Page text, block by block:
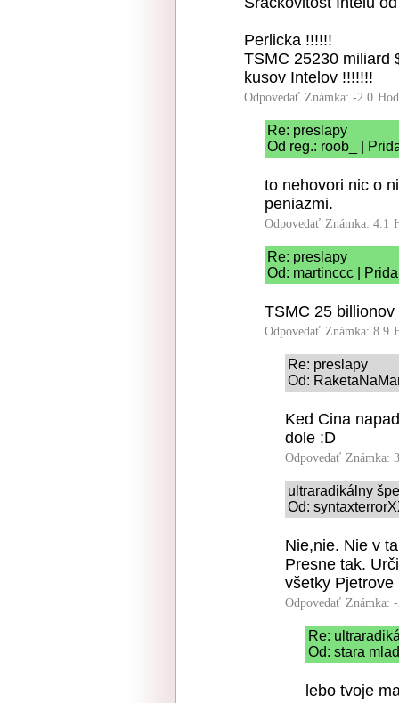
Perlicka !!!!!!
TSMC 25230 miliard
kusov Intelov !!!!!!!
Odpovedať Známka: -2.0
Re: preslapy
Od reg.: roob_ |
to nehovori nic o
peniazmi.
Odpovedať Známka: 4.1
Re: preslapy
Od: martinccc |
TSMC 25
Odpovedať Známka: 8.9
Re: preslapy
Od:
Ked Cina
dole :D
Odpovedať Známka:
ultraradikálny
Od:
Nie,nie. Nie v
Presne tak.
všetky
Odpovedať Známka:
Re:
Od: stara
lebo tvoje